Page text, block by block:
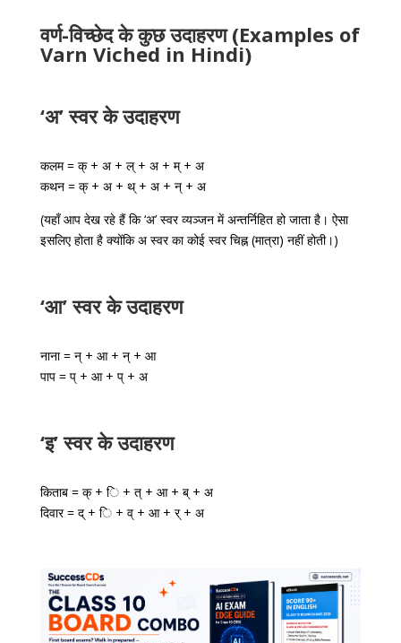
वर्ण-विच्छेद के कुछ उदाहरण (Examples of
Varn Viched in Hindi)
‘अ’ स्वर के उदाहरण
कलम = क् + अ + ल् + अ + म् + अ
कथन = क् + अ + थ् + अ + न् + अ
(यहाँ आप देख रहे हैं कि ‘अ’ स्वर व्यञ्जन में अन्तर्निहित हो जाता है। ऐसा
इसलिए होता है क्योंकि अ स्वर का कोई स्वर चिह्न (मात्रा) नहीं होती।)
‘आ’ स्वर के उदाहरण
नाना = न् + आ + न् + आ
पाप = प् + आ + प् + अ
‘इ’ स्वर के उदाहरण
किताब = क् + ि + त् + आ + ब् + अ
दिवार = द् + ि + व् + आ + र् + अ